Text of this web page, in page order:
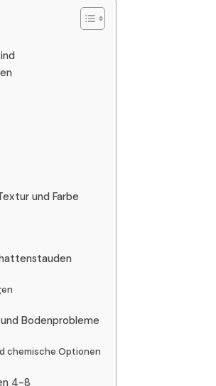
und Farbe
Bodenprobleme
chemische Optionen
4-8